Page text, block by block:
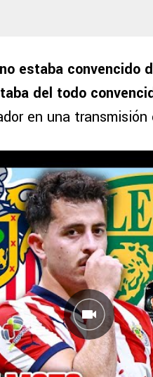
estaba convencido
del todo
en una transmisión